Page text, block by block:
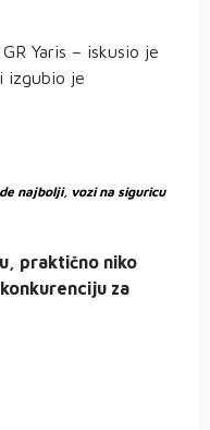
Yaris – iskusio je
izgubio je
najbolji, vozi na siguricu
praktično niko
za